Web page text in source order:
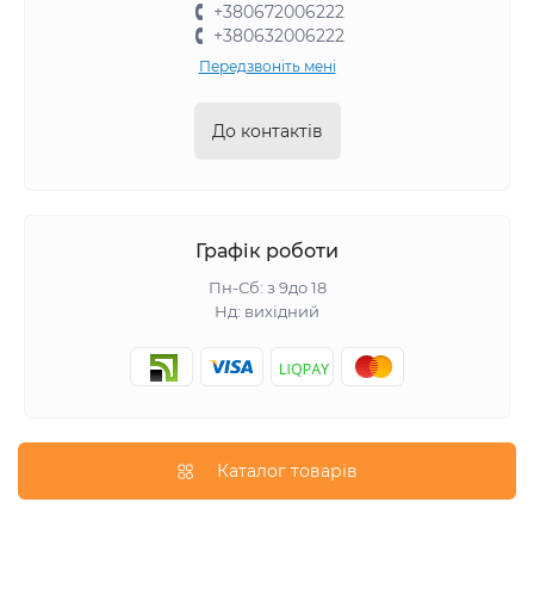
+380672006222
+380632006222
Передзвоніть мені
До контактів
Графік роботи
Пн-Сб: з 9до 18
Нд: вихідний
Каталог товарів